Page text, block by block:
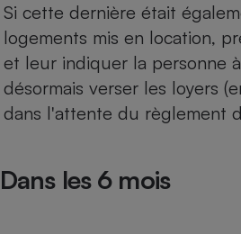
Si cette dernière était
logements mis en location,
et leur indiquer la personne
désormais verser les loyers
dans l'attente du règlement
Dans les 6 mois